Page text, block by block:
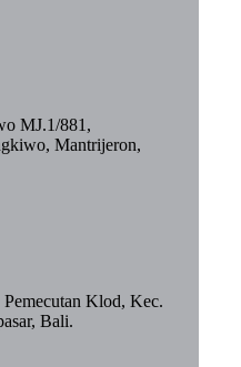
MJ.1/881,
Mantrijeron,
Klod, Kec.
Bali.